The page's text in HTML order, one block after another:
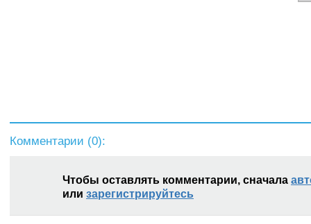
Комментарии (0):
Чтобы оставлять комментарии, сначала
или зарегистрируйтесь